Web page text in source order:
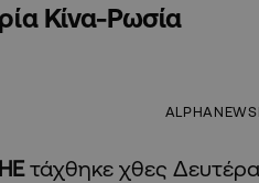
Κίνα-Ρωσία
τάχθηκε χθες